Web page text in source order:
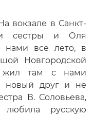
вокзале в Санкт-
сестры и Оля
нами все лето, в
Новгородской
жил там с нами
новый друг и не
В. Соловьева,
любила русскую